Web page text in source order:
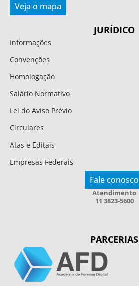
Veja o mapa
JURÍDICO
Informações
Convenções
Homologação
Salário Normativo
Lei do Aviso Prévio
Circulares
Atas e Editais
Empresas Federais
Fale conosco
Atendimento
11 3823-5600
PARCERIAS